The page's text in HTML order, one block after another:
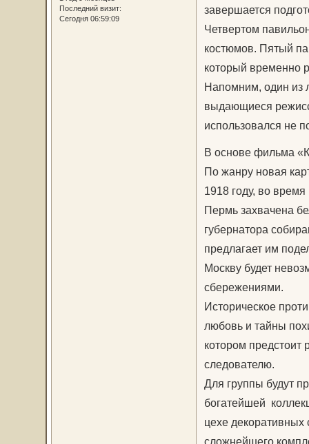
Последний визит:
Сегодня 06:59:09
завершается
Четвертом
костюмов. Пятый
который временно
Напомним, один из
выдающиеся
использовался не
В основе фильма
По жанру новая
1918 году, во
Пермь захвачена
губернатора
предлагает им
Москву будет
сбережениями.
Историческое
любовь и тайны
котором предстоит
следователю.
Для группы будут
богатейшей
цехе декоративных
сложнейшего